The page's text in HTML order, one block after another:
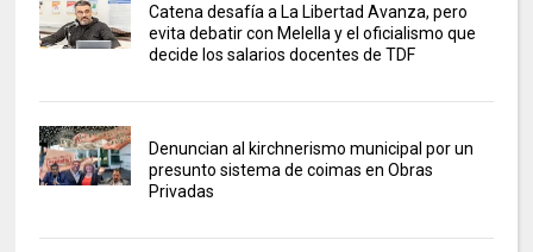
Catena desafía a La Libertad Avanza, pero
evita debatir con Melella y el oficialismo que
decide los salarios docentes de TDF
Denuncian al kirchnerismo municipal por un
presunto sistema de coimas en Obras
Privadas